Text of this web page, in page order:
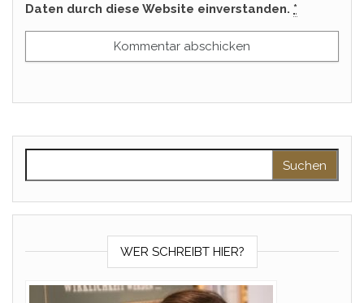
Daten durch diese Website einverstanden. *
WER SCHREIBT HIER?